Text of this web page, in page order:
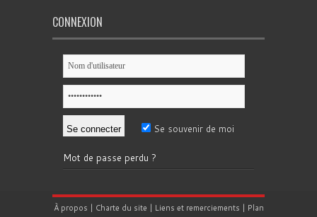
CONNEXION
Se souvenir de moi
Mot de passe perdu ?
À propos | Charte du site | Liens et remerciements | Plan